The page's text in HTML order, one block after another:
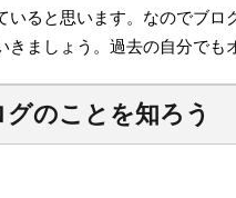
いると思います。なのでブ
きましょう。過去の自分でも
グのことを知ろう